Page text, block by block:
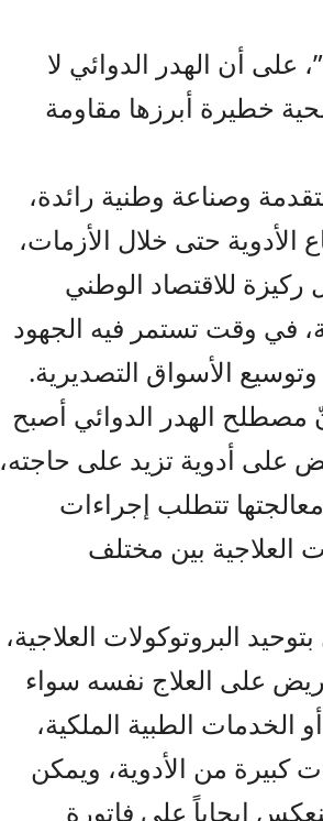
على أن الهدر الدوائي لا
خطيرة أبرزها مقاومة
وصناعة وطنية رائدة،
حتى خلال الأزمات،
للاقتصاد الوطني
في وقت تستمر فيه الجهود
وتوسيع الأسواق التصديرية.
مصطلح الهدر الدوائي أصبح
على أدوية تزيد على حاجته،
تتطلب إجراءات
العلاجية بين مختلف
البروتوكولات العلاجية،
على العلاج نفسه سواء
الطبية الملكية،
من الأدوية، ويمكن
إيجاباً على فاتورة